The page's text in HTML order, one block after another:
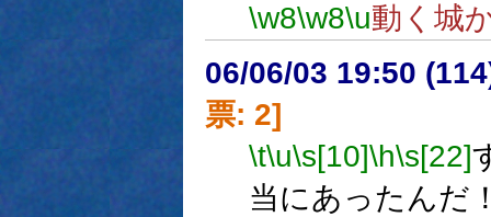
\w8\w8\u動く城
06/06/03 19:50
票: 2]
\t\u\s[10]\h\s[22]
当にあったんだ